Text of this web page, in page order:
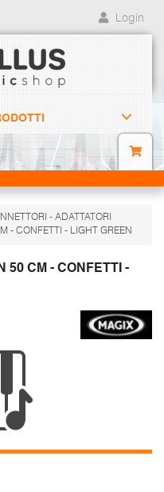
Login
- ADATTATORI
- CONFETTI - LIGHT GREEN
50 CM - CONFETTI -